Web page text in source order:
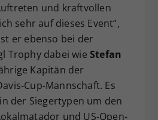
und kraftvollen
sehr auf dieses Event“,
er ebenso bei der
Trophy dabei wie Stefan
Kapitän der
Cup-Mannschaft. Es
der Siegertypen um den
und US-Open-